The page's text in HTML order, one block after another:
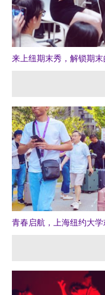
来上纽期末秀，解锁期末
青春启航，上海纽约大学